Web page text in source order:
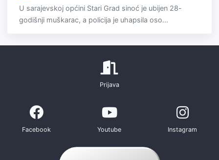
U sarajevskoj općini Stari Grad sinoć je ubijen 28-
godišnji muškarac, a policija je uhapsila oso...
Prijava
Facebook Youtube Instagram